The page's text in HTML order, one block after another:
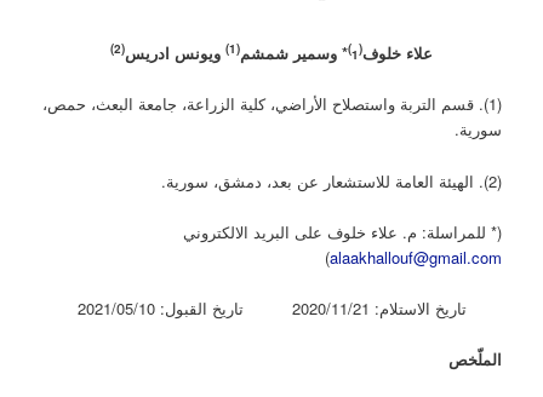
علاء خلوف(
1) * وسمير شمشم(1) ويونس ادريس(
2
)
(1). قسم التربة واستصلاح الأراضي، كلية الزراعة، جامعة البعث، حمص،
سورية.
(2). الهيئة العامة للاستشعار عن بعد، دمشق، سورية.
(* للمراسلة: م. علاء خلوف على البريد الالكتروني
alaakhallouf@gmail.com
)
تاريخ الاستلام: 2020/11/21 تاريخ القبول: 2021/05/10
الملّخص